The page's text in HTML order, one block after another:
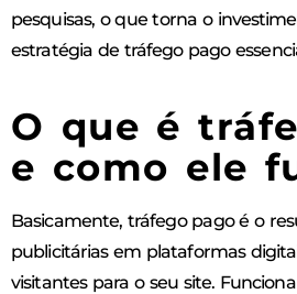
pesquisas, o que torna o
estratégia de tráfego pago
O que é
e como ele
Basicamente, tráfego pago é o
publicitárias em plataformas
visitantes para o seu site.